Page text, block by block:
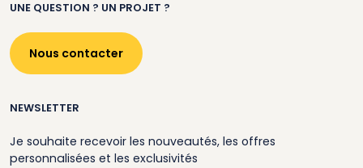
UNE QUESTION ? UN PROJET ?
Nous contacter
NEWSLETTER
Je souhaite recevoir les nouveautés, les offres
personnalisées et les exclusivités